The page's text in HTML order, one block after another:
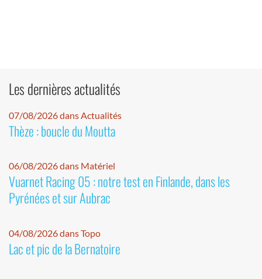
Les dernières actualités
07/08/2026 dans Actualités
Thèze : boucle du Moutta
06/08/2026 dans Matériel
Vuarnet Racing 05 : notre test en Finlande, dans les
Pyrénées et sur Aubrac
04/08/2026 dans Topo
Lac et pic de la Bernatoire